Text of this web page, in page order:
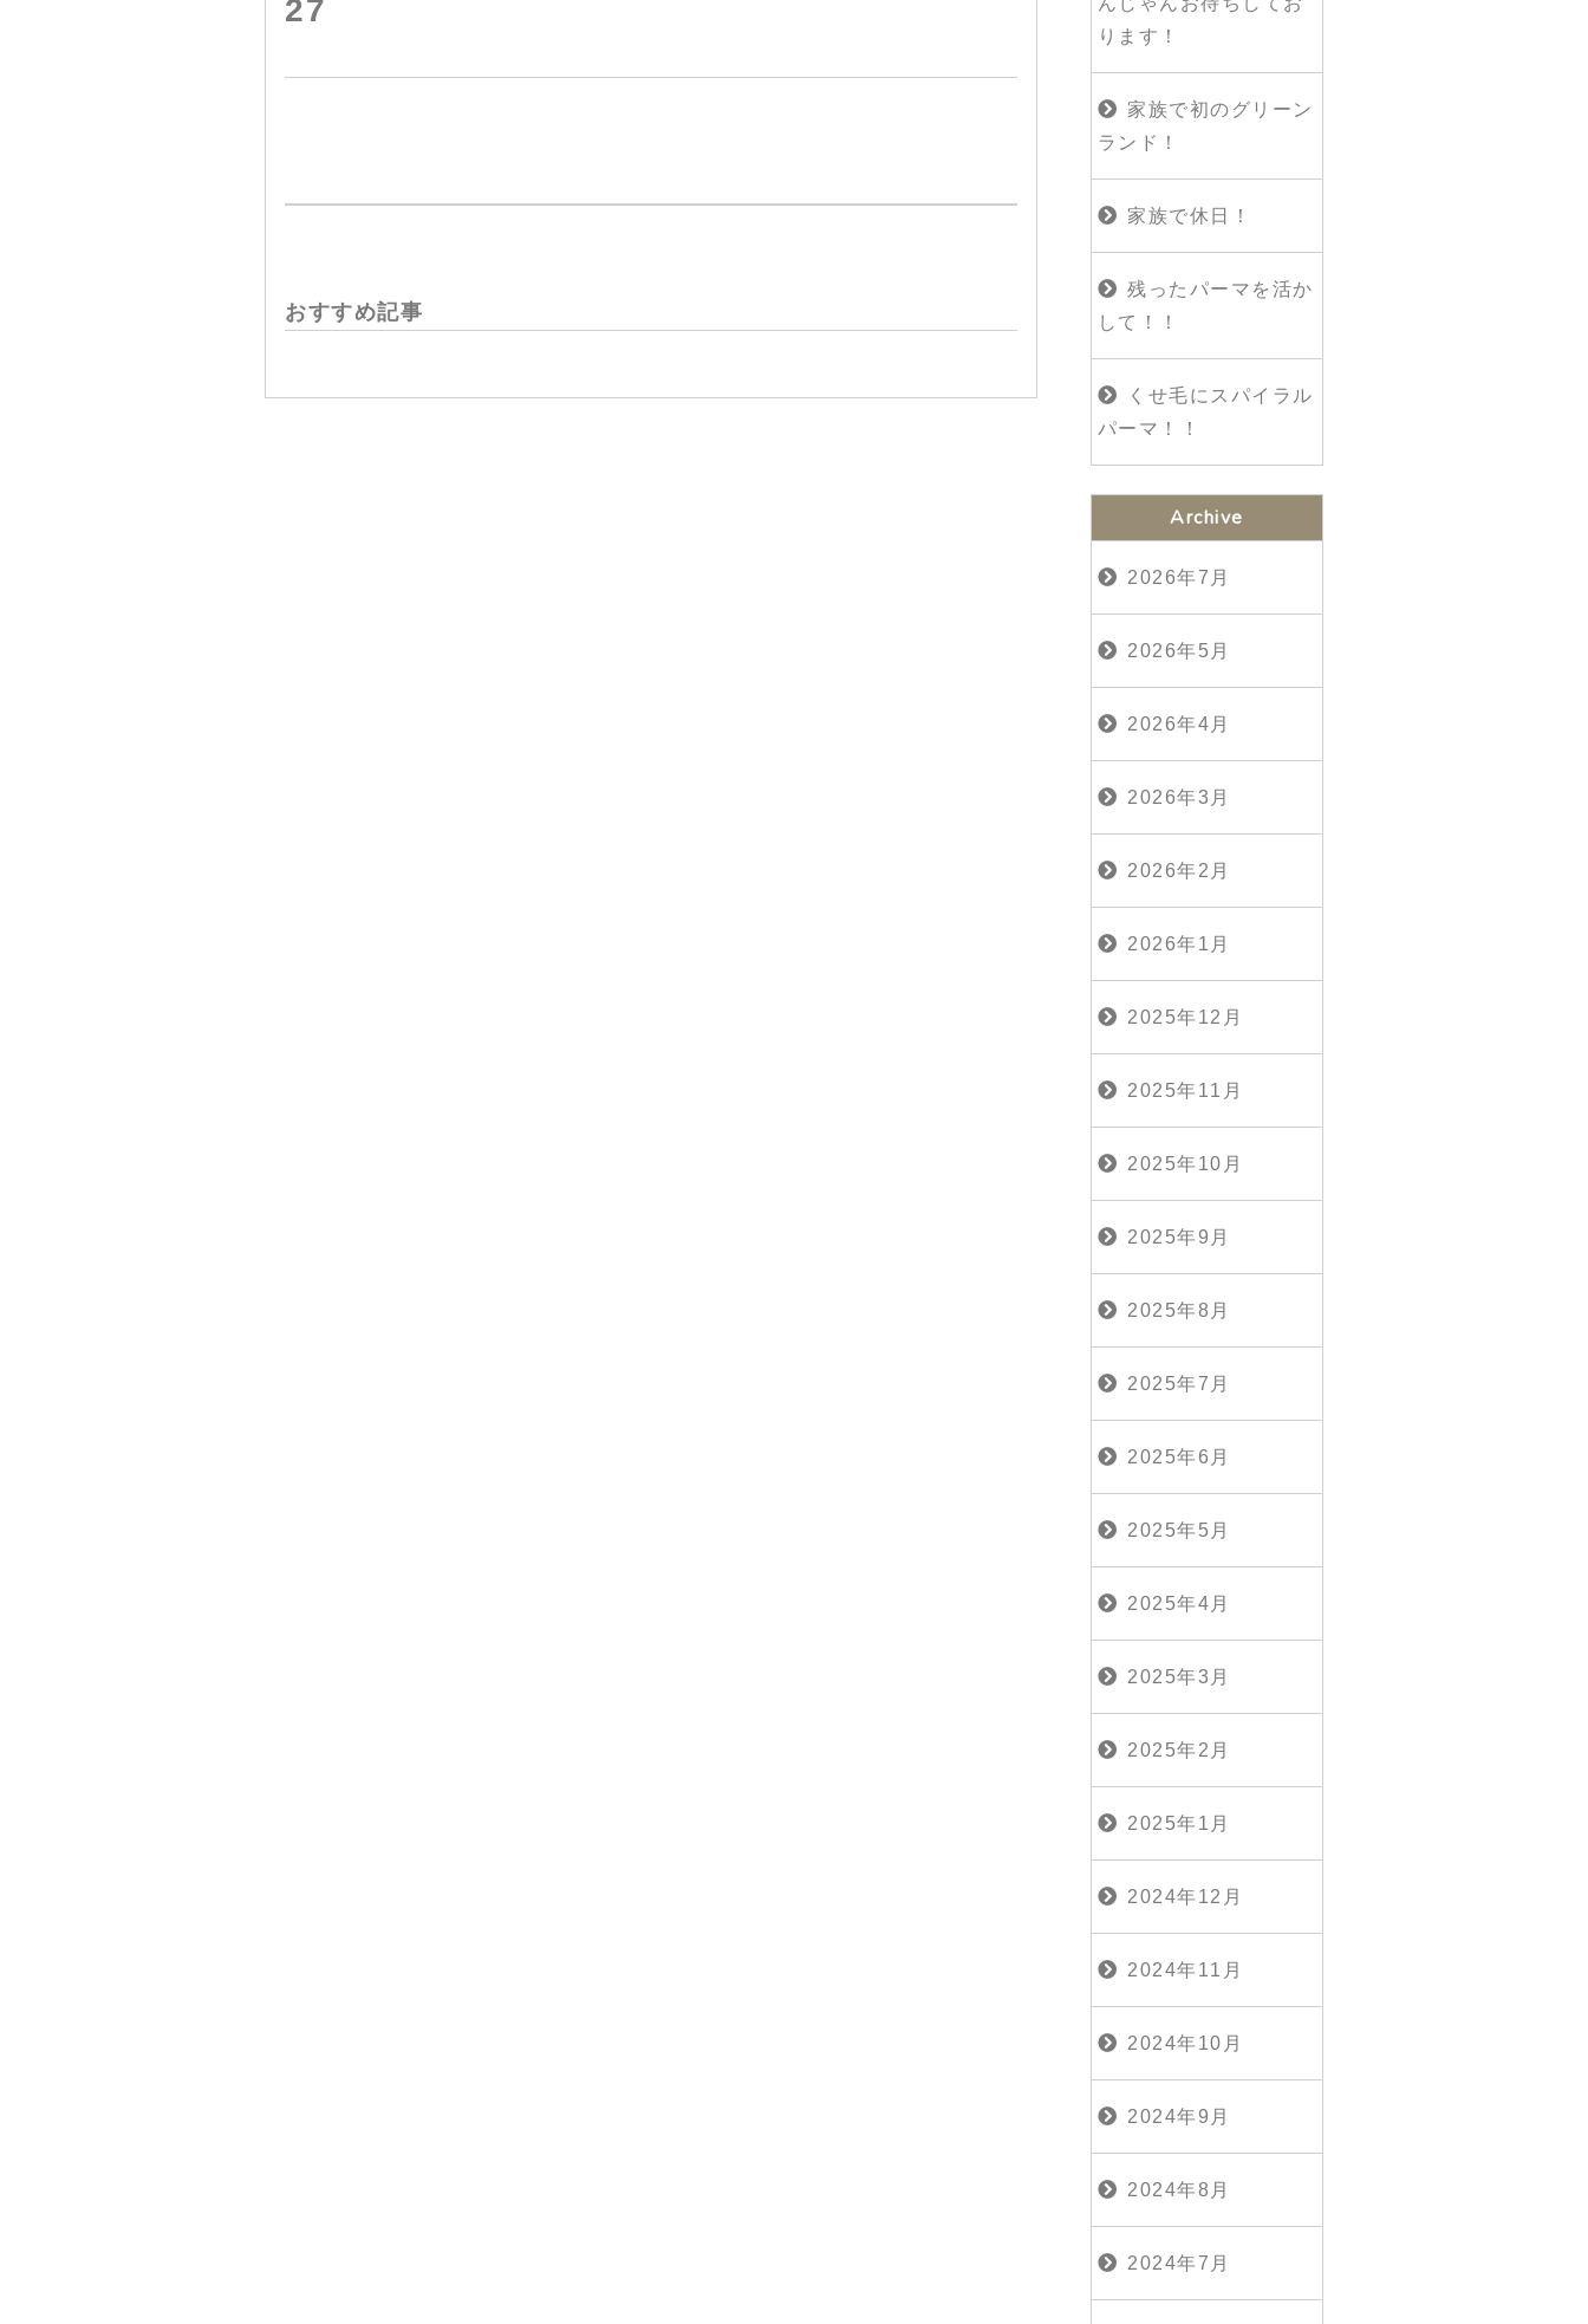
27
おすすめ記事
ります！
家族で初のグリーン
ランド！
家族で休日！
残ったパーマを活か
して！！
くせ毛にスパイラル
パーマ！！
Archive
2026年7月
2026年5月
2026年4月
2026年3月
2026年2月
2026年1月
2025年12月
2025年11月
2025年10月
2025年9月
2025年8月
2025年7月
2025年6月
2025年5月
2025年4月
2025年3月
2025年2月
2025年1月
2024年12月
2024年11月
2024年10月
2024年9月
2024年8月
2024年7月